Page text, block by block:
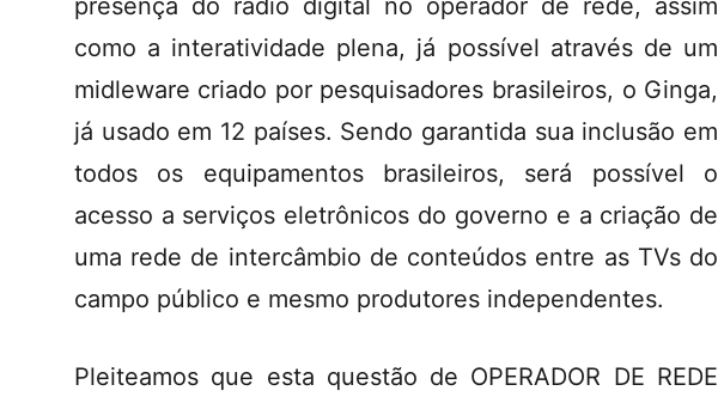
presença do rádio digital no operador de rede, assim
como a interatividade plena, já possível através de um
midleware criado por pesquisadores brasileiros, o Ginga,
já usado em 12 países. Sendo garantida sua inclusão em
todos os equipamentos brasileiros, será possível o
acesso a serviços eletrônicos do governo e a criação de
uma rede de intercâmbio de conteúdos entre as TVs do
campo público e mesmo produtores independentes.
Pleiteamos que esta questão de OPERADOR DE REDE